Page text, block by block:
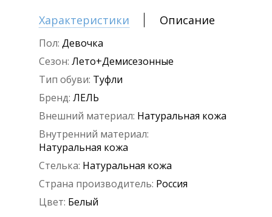
Характеристики Описание
Пол: Девочка
Сезон: Лето+Демисезонные
Тип обуви: Туфли
Бренд: ЛЕЛЬ
Внешний материал: Натуральная кожа
Внутренний материал:
Натуральная кожа
Стелька: Натуральная кожа
Страна производитель: Россия
Цвет: Белый